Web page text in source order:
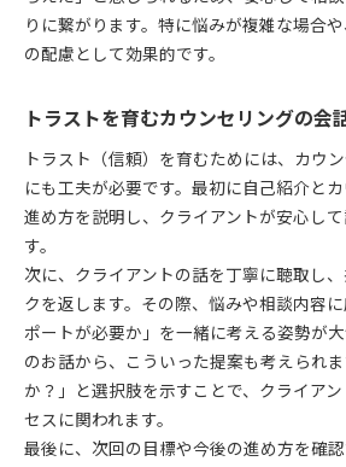
りに繋がります。特に悩みが複雑な場合
の配慮として効果的です。
トラストを育むカウンセリングの会
トラスト（信頼）を育むためには、カウ
にも工夫が必要です。最初に自己紹介と
進め方を説明し、クライアントが安心し
す。
次に、クライアントの話を丁寧に聴取し
クを返します。その際、悩みや相談内容
ポートが必要か」を一緒に考える姿勢が
のお話から、こういった提案も考えられ
か？」と選択肢を示すことで、クライア
セスに関われます。
最後に、次回の目標や今後の進め方を確